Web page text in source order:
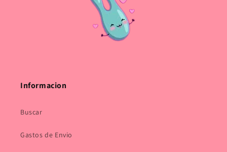
Informacion
Buscar
Gastos de Envio